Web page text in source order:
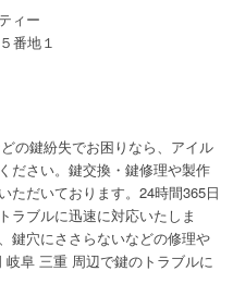
ィー
番地１
の鍵紛失でお困りなら、アイル
ださい。鍵交換・鍵修理や製作
ただいております。24時間365日
ラブルに迅速に対応いたしま
鍵穴にささらないなどの修理や
阜 三重 周辺で鍵のトラブルに